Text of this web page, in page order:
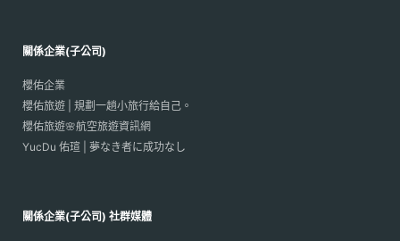
關係企業(子公司)
櫻佑企業
櫻佑旅遊 | 規劃一趟小旅行給自己。
櫻佑旅遊🌸航空旅遊資訊網
YucDu 佑瑄 | 夢なき者に成功なし
關係企業(子公司) 社群媒體